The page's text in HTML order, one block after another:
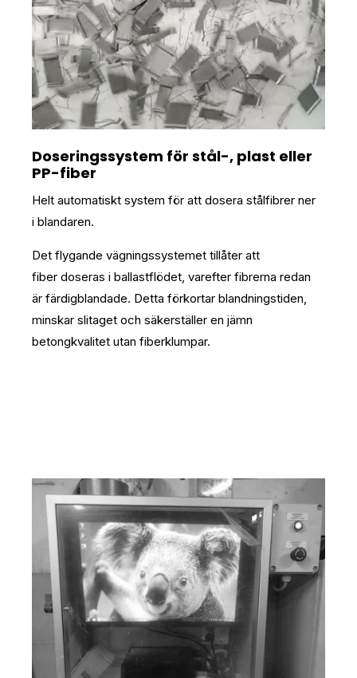
Doseringssystem för stål-, plast eller
PP-fiber
Helt automatiskt system för att dosera stålfibrer ner
i blandaren.
Det flygande vägningssystemet tillåter att
fiber doseras i ballastflödet, varefter fibrerna redan
är färdigblandade. Detta förkortar blandningstiden,
minskar slitaget och säkerställer en jämn
betongkvalitet utan fiberklumpar.